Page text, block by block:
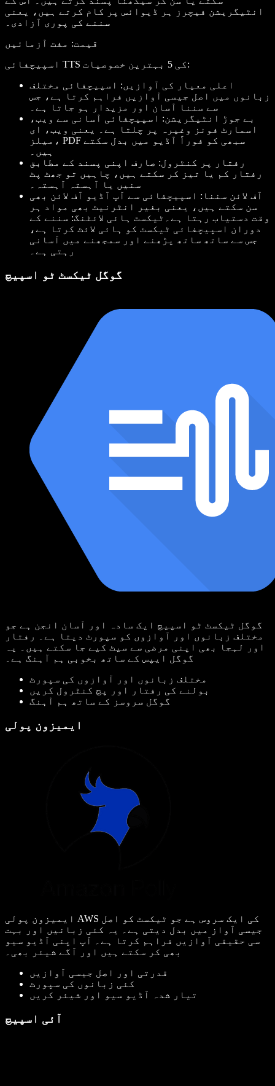
انٹیگریشن فیچرز ہر ڈیوائس پر کام کرتے ہیں، یعنی
سننے کی پوری آزادی۔
قیمت: مفت آزمائیں
اسپیچفائی TTS کی 5 بہترین خصوصیات:
اعلی معیار کی آوازیں: اسپیچفائی مختلف
زبانوں میں اصل جیسی آوازیں فراہم کرتا ہے، جس
سے سننا آسان اور مزیدار ہو جاتا ہے۔
بے جوڑ انٹیگریشن: اسپیچفائی آسانی سے ویب،
اسمارٹ فونز وغیرہ پر چلتا ہے۔ یعنی ویب، ای
میلز، PDF سبھی کو فوراً آڈیو میں بدل سکتے
ہیں۔
رفتار پر کنٹرول: صارف اپنی پسند کے مطابق
رفتار کم یا تیز کر سکتے ہیں، چاہیں تو جھٹ پٹ
سنیں یا آہستہ آہستہ۔
آف لائن سننا : اسپیچفائی سے آپ آڈیو آف لائن بھی
سن سکتے ہیں، یعنی بغیر انٹرنیٹ بھی مواد ہر
وقت دستیاب رہتا ہے۔
ٹیکسٹ ہائی لائٹنگ: سننے کے
دوران اسپیچفائی ٹیکسٹ کو ہائی لائٹ کرتا ہے،
جس سے ساتھ ساتھ پڑھنے اور سمجھنے میں آسانی
رہتی ہے۔
گوگل ٹیکسٹ ٹو اسپیچ
گوگل ٹیکسٹ ٹو اسپیچ ایک سادہ اور آسان انجن ہے جو
مختلف زبانوں اور آوازوں کو سپورٹ دیتا ہے۔ رفتار
اور لہجا بھی اپنی مرضی سے سیٹ کیے جا سکتے ہیں۔ یہ
گوگل ایپس کے ساتھ بخوبی ہم آہنگ ہے۔
مختلف زبانوں اور آوازوں کی سپورٹ
بولنے کی رفتار اور پچ کنٹرول کریں
گوگل سروسز کے ساتھ ہم آہنگ
ایمیزون پولی
ایمیزون پولی AWS کی ایک سروس ہے جو ٹیکسٹ کو اصل
جیسی آواز میں بدل دیتی ہے۔ یہ کئی زبانیں اور بہت
سی حقیقی آوازیں فراہم کرتا ہے۔ آپ اپنی آڈیو سیو
بھی کر سکتے ہیں اور آگے شیئر بھی۔
قدرتی اور اصل جیسی آوازیں
کئی زبانوں کی سپورٹ
تیار شدہ آڈیو سیو اور شیئر کریں
آئی اسپیچ